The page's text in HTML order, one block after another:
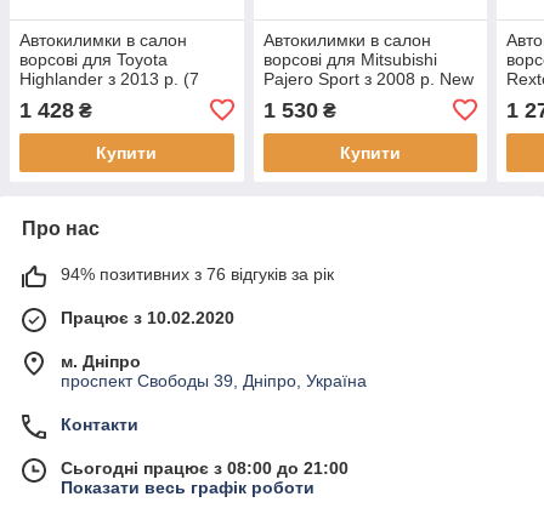
Автокилимки в салон
ворсові для Toyota
Highlander з 2013 р. (7
1 428 ₴
Купити
Автокилимки в салон
ворсові для Mitsubishi
Pajero Sport з 2008 р. New
1 530₴
Купити
1
Про нас
94% позитивних з 76 відгуків за рік
Працює з 10.02.2020
м. Дніпро
проспект Свободы 39, Дніпро, Україна
Контакти
Сьогодні працює з 08:00 до 21:00
Показати весь графік роботи